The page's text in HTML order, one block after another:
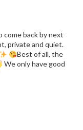
come back by next
private and quiet.
Best of all, the
We only have good